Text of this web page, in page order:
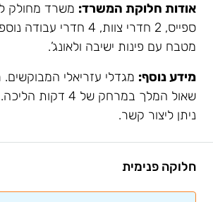
אודות חלוקת המשרד: משרד מחולק
ספייס, 2 חדרי צוות, 4
מטבח עם פינות ישיבה ולאונג’.
מידע נוסף: מגדלי עזריאלי
שאול המלך במרחק של
ניתן ליצור קשר.
חלוקה פנימית